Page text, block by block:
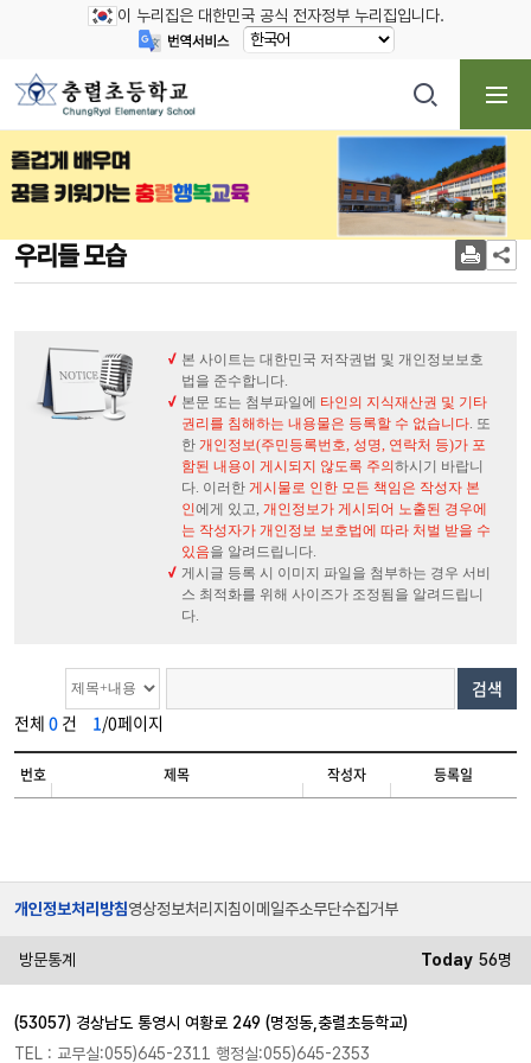
이 누리집은 대한민국 공식 전자정부 누리집입니다.
우리들 모습
본 사이트는 대한민국 저작권법 및 개인정보보호
법을 준수합니다.
본문 또는 첨부파일에 타인의 지식재산권 및 기타
권리를 침해하는 내용물은 등록할 수 없습니다 . 또
한 개인정보(주민등록번호, 성명, 연락처 등)가 포
함된 내용이 게시되지 않도록 주의하시기 바랍니
다. 이러한 게시물로 인한 모든 책임은 작성자 본
인에게 있고, 개인정보가 게시되어 노출된 경우에
는 작성자가 개인정보 보호법에 따라 처벌 받을 수
있음을 알려드립니다.
게시글 등록 시 이미지 파일을 첨부하는 경우 서비
스 최적화를 위해 사이즈가 조정됨을 알려드립니
다.
전체 0 건 1 /0페이지
검색
번호 제목 작성자 등록일
개인정보처리방침영상정보처리지침이메일주소무단수집거부
방문통계 Today 56명
(53057) 경상남도 통영시 여황로 249 (명정동,충렬초등학교)
TEL : 교무실:055)645-2311 행정실:055)645-2353